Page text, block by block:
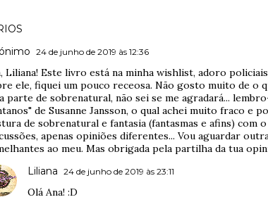
24 de junho de 2019 às 12:36
Liliana! Este livro está na minha wishlist, adoro
ele, fiquei um pouco receosa. Não gosto muito de o
parte de sobrenatural, não sei se me agradará...
de Susanne Jansson, o qual achei muito fraco e
de sobrenatural e fantasia (fantasmas e afins)
apenas opiniões diferentes... Vou aguardar
ao meu. Mas obrigada pela partilha da tua
Liliana 24 de junho de 2019 às 23:11
Olá Ana! :D